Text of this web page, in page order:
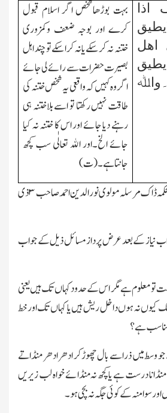
اذا
اھل
بہت بوڑھاشخص اگر اسلام قبول
کرے اور بوجہ ضعف وکمزوری
ختنہ نہ کرسکے یانہ کراسکے تو چند اہل
بصیرت حضرات سے رائے لی جائے
اگر وہ کہیں کہ واقعی یہ شخص ختنہ کی
طاقت نہیں رکھتا تو اسے بلاختنہ ہی
رہنے دیا جائے اور اس کا ختنہ نہ کیا
جائے الخ۔اور اﷲ تعالٰی سب کچھ
جانتاہے۔(ت)
ڈاك مرسلہ مولوی نور الدین احمد صاحب۳ذی
نیاز کے بعدعرض پرداز مسائل ذیل کے جواب
تو معلوم ہے مگر اس کے حدو د کہاں تك ہیں یعنی
کیوں نہ ہوں داخل ریش ہیں یا کہاں تك اور خط
مناسب ہے؟
وسط میں ذرا سے بال چھوڑ کر ادھر ادھر منڈاتے
درست ہے یاکچھ نہ منڈائے خواہ لب زیریں
سوا منہ کے کوئی جگہ نہ بچی ہو۔